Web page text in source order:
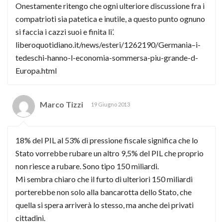
Onestamente ritengo che ogni ulteriore discussione fra i
compatrioti sia patetica e inutile, a questo punto ognuno
si faccia i cazzi suoi e finita li’.
liberoquotidiano.it/news/esteri/1262190/Germania–i-
tedeschi-hanno-l-economia-sommersa-piu-grande-d-
Europa.html
Marco Tizzi 19 Giugno 2013
18% del PIL al 53% di pressione fiscale significa che lo
Stato vorrebbe rubare un altro 9,5% del PIL che proprio
non riesce a rubare. Sono tipo 150 miliardi.
Mi sembra chiaro che il furto di ulteriori 150 miliardi
porterebbe non solo alla bancarotta dello Stato, che
quella si spera arriverà lo stesso, ma anche dei privati
cittadini.